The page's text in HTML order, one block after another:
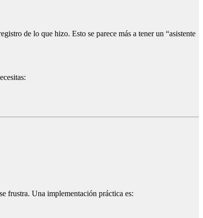
de lo que hizo. Esto se parece más a tener un “asistente
frustra. Una implementación práctica es: